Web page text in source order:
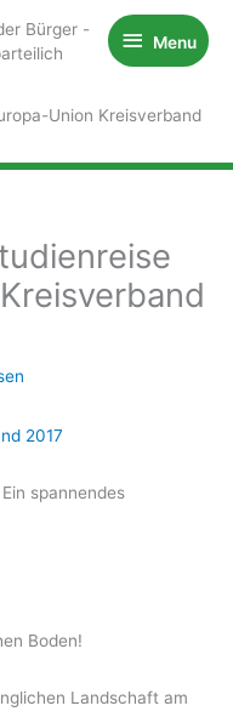
Bürger -
Menu
Menu
Union Kreisverband
2017
spannendes
Boden!
Landschaft am